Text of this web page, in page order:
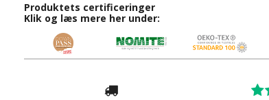
Produktets certificeringer
Klik og læs mere her under: